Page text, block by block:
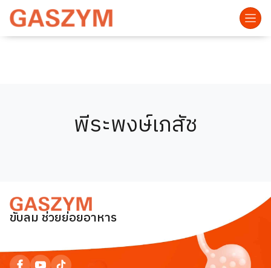
พีระพงษ์เภสัช
ขับลม ช่วยย่อยอาหาร